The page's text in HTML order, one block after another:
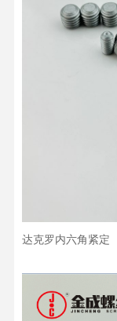
达克罗内六角紧定